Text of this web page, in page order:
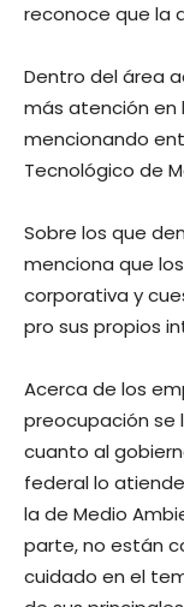
reconoce que la
Dentro del área
más atención en
mencionando
Tecnológico de
Sobre los que
menciona que
corporativa y
pro sus propios
Acerca de los
preocupación se
cuanto al
federal lo
la de Medio
parte, no están
cuidado en el